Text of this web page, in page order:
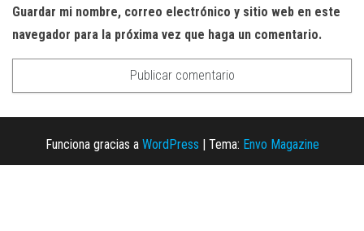
Guardar mi nombre, correo electrónico y sitio web en este
navegador para la próxima vez que haga un comentario.
Funciona gracias a WordPress Tema: Envo Magazine